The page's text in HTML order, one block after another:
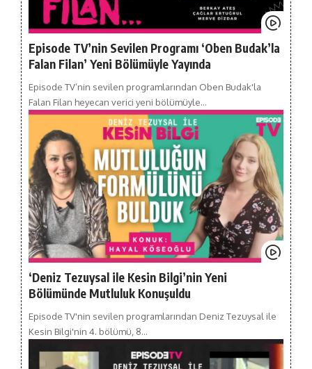
Episode TV’nin Sevilen Programı ‘Oben Budak’la
Falan Filan’ Yeni Bölümüyle Yayında
Episode TV’nin sevilen programlarından Oben Budak'la
Falan Filan heyecan verici yeni bölümüyle…
‘Deniz Tezuysal ile Kesin Bilgi’nin Yeni
Bölümünde Mutluluk Konuşuldu
Episode TV'nin sevilen programlarından Deniz Tezuysal ile
Kesin Bilgi'nin 4. bölümü, 8…